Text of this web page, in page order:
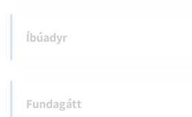
Íbúadyr
Fundagátt